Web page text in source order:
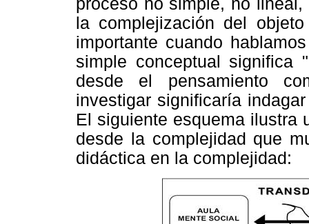
proceso no simple, no
la complejización del
importante cuando
simple conceptual significa
desde el pensamiento
investigar significaría
El siguiente esquema ilustra
desde la complejidad que
didáctica en la complejidad: